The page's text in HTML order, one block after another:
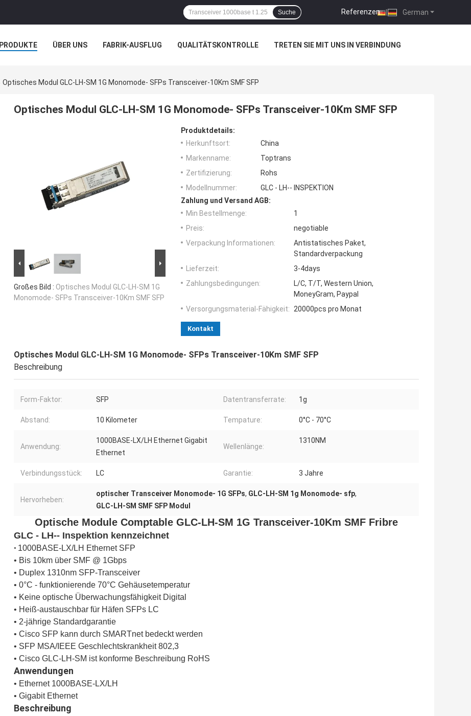
German
Referenzen |
Suche
PRODUKTE ÜBER UNS FABRIK-AUSFLUG QUALITÄTSKONTROLLE TRETEN SIE MIT UNS IN VERBINDUNG
Optisches Modul GLC-LH-SM 1G Monomode- SFPs Transceiver-10Km SMF SFP
Optisches Modul GLC-LH-SM 1G Monomode- SFPs Transceiver-10Km SMF SFP
Großes Bild : Optisches Modul GLC-LH-SM 1G
Monomode- SFPs Transceiver-10Km SMF SFP
Produktdetails:
Herkunftsort:
China
Markenname:
Toptrans
Zertifizierung:
Rohs
Modellnummer:
GLC ‐ LH-‐ INSPEKTION
Zahlung und Versand AGB:
Min Bestellmenge:
1
Preis:
negotiable
Verpackung Informationen:
Antistatisches Paket,
Standardverpackung
Lieferzeit:
3-4days
Zahlungsbedingungen:
L/C, T/T, Western Union,
MoneyGram, Paypal
Versorgungsmaterial-Fähigkeit: 20000pcs pro Monat
Kontakt
Optisches Modul GLC-LH-SM 1G Monomode- SFPs Transceiver-10Km SMF SFP
Beschreibung
Form-Faktor: SFP Datentransferrate: 1g
Abstand: 10 Kilometer Tempature: 0°C - 70°C
Anwendung:
1000BASE-LX/LH Ethernet Gigabit
Ethernet
Wellenlänge:
1310NM
Verbindungsstück: LC Garantie: 3 Jahre
Hervorheben:
optischer Transceiver Monomode- 1G SFPs, GLC-LH-SM 1g Monomode- sfp,
GLC-LH-SM SMF SFP Modul
Optische Module Comptable GLC-LH-SM 1G Transceiver-10Km SMF Fribre
GLC ‐ LH-‐ Inspektion kennzeichnet
• 1000BASE-LX/LH Ethernet SFP
• Bis 10km über SMF @ 1Gbps
• Duplex 1310nm SFP-Transceiver
• 0°C - funktionierende 70°C Gehäusetemperatur
• Keine optische Überwachungsfähigkeit Digital
• Heiß-austauschbar für Häfen SFPs LC
• 2-jährige Standardgarantie
• Cisco SFP kann durch SMARTnet bedeckt werden
• SFP MSA/IEEE Geschlechtskrankheit 802,3
• Cisco GLC-LH-SM ist konforme Beschreibung RoHS
Anwendungen
• Ethernet 1000BASE-LX/LH
• Gigabit Ethernet
Beschreibung